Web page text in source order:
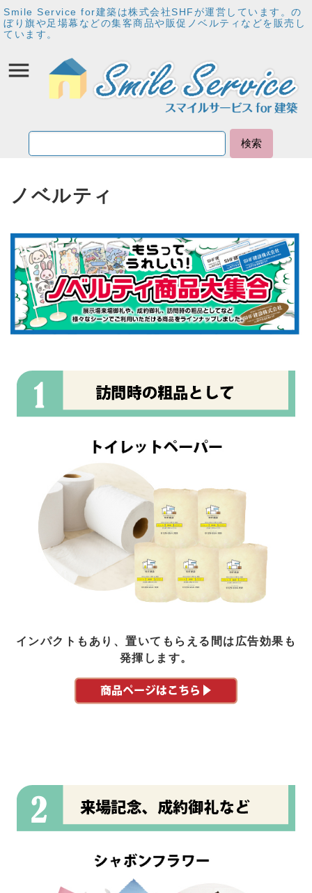
Smile Service for建築は株式会社SHFが運営しています。の
ぼり旗や足場幕などの集客商品や販促ノベルティなどを販売し
ています。
検索
ノベルティ
インパクトもあり、置いてもらえる間は広告効果も
発揮します。